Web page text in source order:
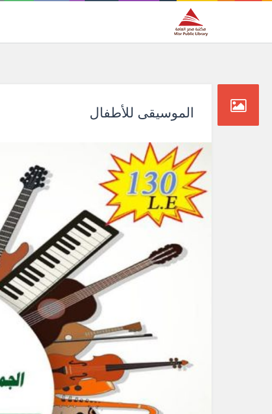
الموسيقى للأطفال